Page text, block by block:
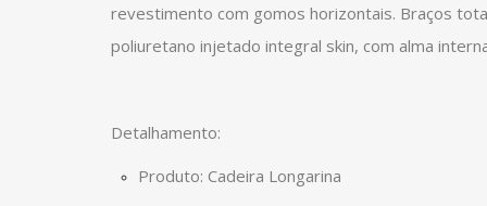
revestimento com gomos horizontais. Braços
poliuretano injetado integral skin, com alma
Detalhamento:
Produto: Cadeira Longarina